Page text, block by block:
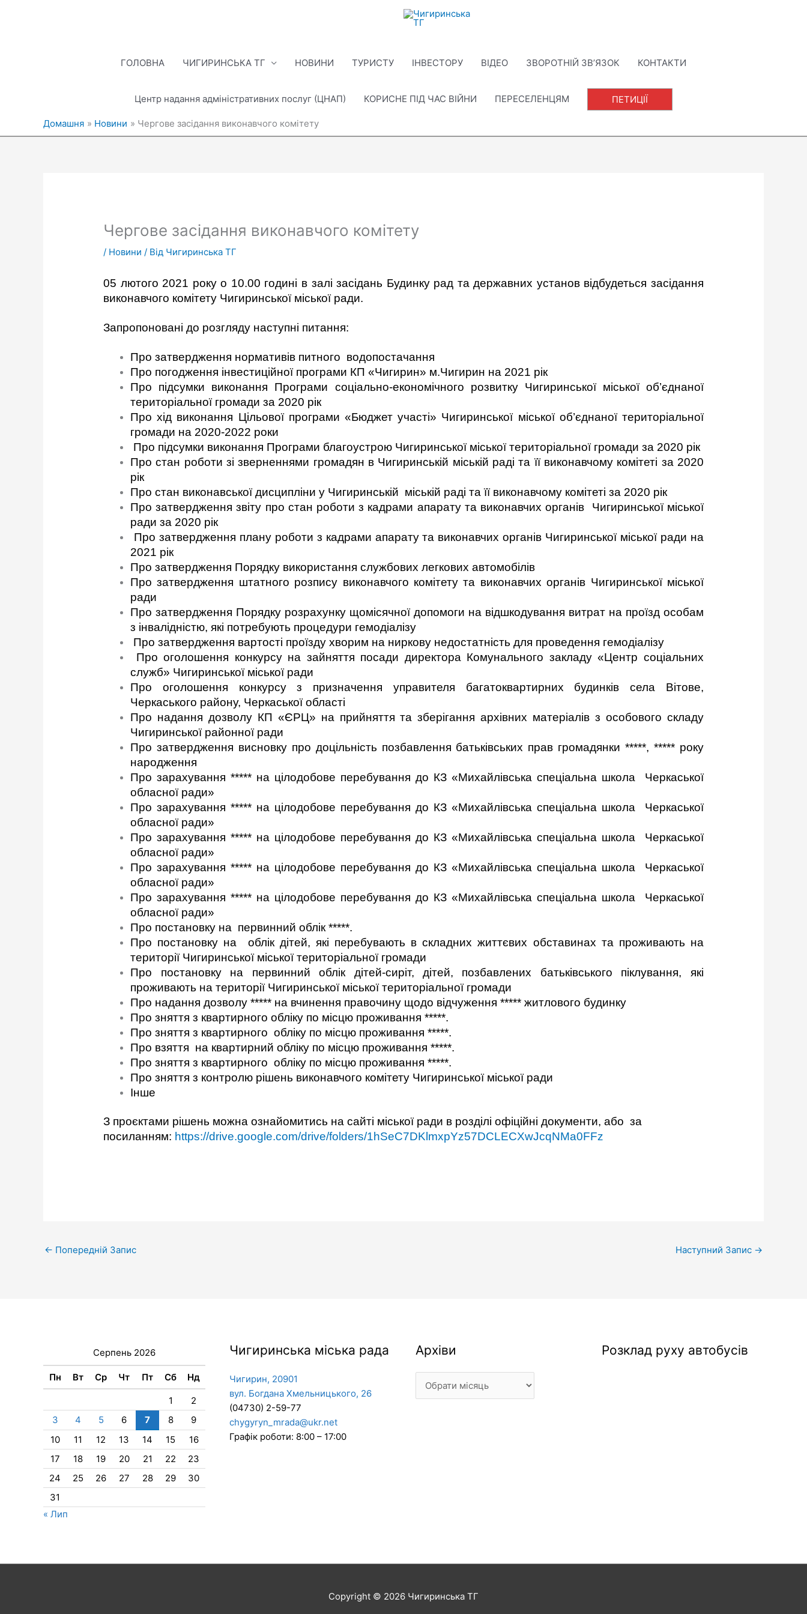
ГОЛОВНА ЧИГИРИНСЬКА ТГ НОВИНИ ТУРИСТУ ІНВЕСТОРУ ВІДЕО ЗВОРОТНІЙ ЗВ’ЯЗОК КОНТАКТИ
Центр надання адміністративних послуг (ЦНАП) КОРИСНЕ ПІД ЧАС ВІЙНИ ПЕРЕСЕЛЕНЦЯМ ПЕТИЦІЇ
Домашня Новини Чергове засідання виконавчого комітету
Чергове засідання виконавчого комітету
/ Новини / Від Чигиринська ТГ
05 лютого 2021 року о 10.00 годині в залі засідань Будинку рад та державних установвідбудеться засідання
виконавчого комітету Чигиринської міської ради.
Запропоновані до розгляду наступні питання:
Про затвердження нормативів питного водопостачання
Про погодження інвестиційної програми КП «Чигирин» м.Чигирин на 2021 рік
Про підсумки виконання Програми соціально-економічного розвитку Чигиринської міської об’єднаної
територіальної громади за 2020 рік
Про хід виконання Цільової програми «Бюджет участі» Чигиринської міської об’єднаної територіальної
громади на 2020-2022 роки
Про підсумки виконання Програми благоустрою Чигиринської міської територіальної громади за 2020 рік
Про стан роботи зі зверненнями громадян в Чигиринській міській раді та її виконавчому комітеті за 2020
рік
Про стан виконавської дисципліни у Чигиринській міській раді та її виконавчому комітеті за 2020 рік
Про затвердження звіту про стан роботи з кадрами апарату та виконавчих органів Чигиринської міської
ради за 2020 рік
Про затвердження плану роботи з кадрами апарату та виконавчих органів Чигиринської міської ради на
2021 рік
Про затвердження Порядку використання службових легкових автомобілів
Про затвердження штатного розпису виконавчого комітету та виконавчих органів Чигиринської міської
ради
Про затвердження Порядку розрахунку щомісячної допомоги на відшкодування витрат на проїзд особам
з інвалідністю, які потребують процедури гемодіалізу
Про затвердження вартості проїзду хворим на ниркову недостатність для проведення гемодіалізу
Про оголошення конкурсу на зайняття посади директора Комунального закладу «Центр соціальних
служб» Чигиринської міської ради
Про оголошення конкурсу з призначення управителя багатоквартирних будинків села Вітове,
Черкаського району, Черкаської області
Про надання дозволу КП «ЄРЦ» на прийняття та зберігання архівних матеріалів з особового складу
Чигиринської районної ради
Про затвердження висновку про доцільність позбавлення батьківських прав громадянки *****, ***** року
народження
Про зарахування ***** на цілодобове перебування до КЗ «Михайлівська спеціальна школа Черкаської
обласної ради»
Про зарахування ***** на цілодобове перебування до КЗ «Михайлівська спеціальна школа Черкаської
обласної ради»
Про зарахування ***** на цілодобове перебування до КЗ «Михайлівська спеціальна школа Черкаської
обласної ради»
Про зарахування ***** на цілодобове перебування до КЗ «Михайлівська спеціальна школа Черкаської
обласної ради»
Про зарахування ***** на цілодобове перебування до КЗ «Михайлівська спеціальна школа Черкаської
обласної ради»
Про постановку на первинний облік *****.
Про постановку на облік дітей, які перебувають в складних життєвих обставинах та проживають на
території Чигиринської міської територіальної громади
Про постановку на первинний облік дітей-сиріт, дітей, позбавлених батьківського піклування, які
проживають на території Чигиринської міської територіальної громади
Про надання дозволу ***** на вчинення правочину щодо відчуження ***** житлового будинку
Про зняття з квартирного обліку по місцю проживання *****.
Про зняття з квартирного обліку по місцю проживання *****.
Про взяття на квартирний обліку по місцю проживання *****.
Про зняття з квартирного обліку по місцю проживання *****.
Про зняття з контролю рішень виконавчого комітету Чигиринської міської ради
Інше
З проєктами рішень можна ознайомитись на сайті міської ради в розділі офіційні документи, або за
посиланням: https://drive.google.com/drive/folders/1hSeC7DKlmxpYz57DCLECXwJcqNMa0FFz
← Попередній Запис Наступний Запис →
Серпень 2026
Пн Вт Ср Чт Пт Сб Нд
1
2
3
4 5 6 7 8
9
10
11 12 13 14 15
16
17
18 19 20 21 22
23
24
25 26 27 28 29
30
31
« Лип
Чигиринська міська рада
Чигирин, 20901
вул. Богдана Хмельницького, 26
(04730) 2-59-77
chygyryn_mrada@ukr.net
Графік роботи: 8:00 – 17:00
Архіви
Архіви Розклад руху автобусів
Copyright © 2026 Чигиринська ТГ